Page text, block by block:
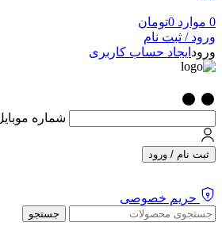
0 موارد 0تومان
ورود / ثبت نام
ورود ایجاد حساب کاربری
شماره
ثبت نام / ورود
حریم خصوصی
جستجو